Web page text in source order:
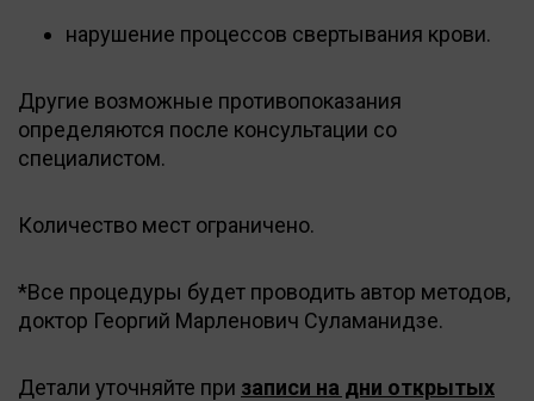
нарушение процессов свертывания крови.
Другие возможные противопоказания
определяются после консультации со
специалистом.
Количество мест ограничено.
*Все процедуры будет проводить автор методов,
доктор Георгий Марленович Суламанидзе.
Детали уточняйте при записи на дни открытых